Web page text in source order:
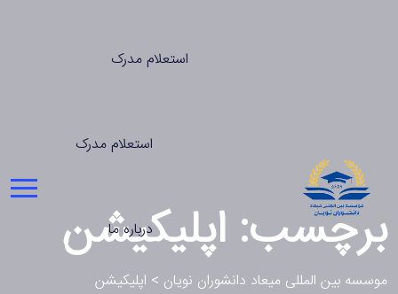
استعلام مدرک
استعلام مدرک
درباره ما برچسب: اپلیکیشن
موسسه بین المللی میعاد دانشوران نویان > اپلیکیشن